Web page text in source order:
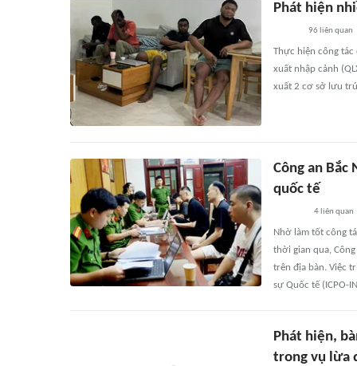
Phát hiện
96 liên quan
Thực hiện công
xuất nhập cảnh
xuất 2 cơ sở lưu trú
Công an
quốc tế
4 liên quan
Nhờ làm tốt công
thời gian qua,
trên địa bàn. Việc
sự Quốc tế (ICPO-
Phát hiện,
trong vụ lừa